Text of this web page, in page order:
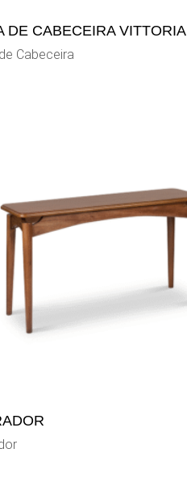
DE CABECEIRA VITTORIA
Cabeceira